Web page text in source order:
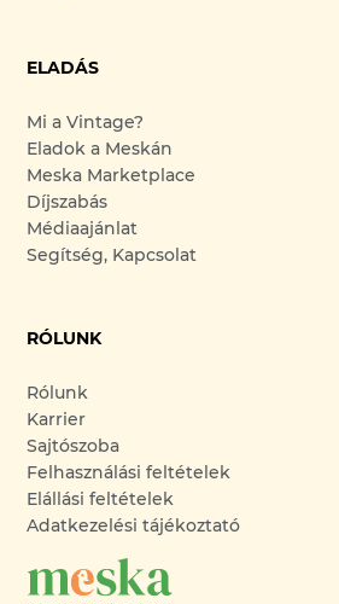
ELADÁS
Mi a Vintage?
Eladok a Meskán
Meska Marketplace
Díjszabás
Médiaajánlat
Segítség, Kapcsolat
RÓLUNK
Rólunk
Karrier
Sajtószoba
Felhasználási feltételek
Elállási feltételek
Adatkezelési tájékoztató